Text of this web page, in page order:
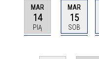
MAR
14
PIĄ
MAR
15
SOB